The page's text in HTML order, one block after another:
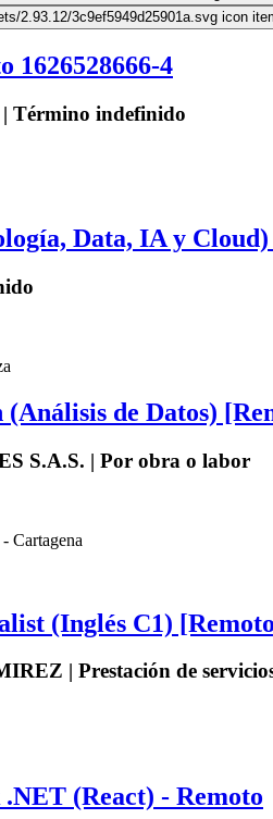
1626528666-4
Término indefinido
Data, IA y Cloud)
de Datos)
S.A.S. | Por obra o labor
Cartagena
(Inglés C1)
| Prestación de
(React) - Remoto